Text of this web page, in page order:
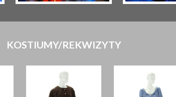
KOSTIUMY/REKWIZYTY